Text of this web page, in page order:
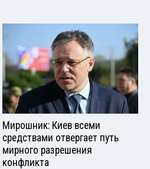
Мирошник: Киев всеми
средствами отвергает путь
мирного разрешения
конфликта